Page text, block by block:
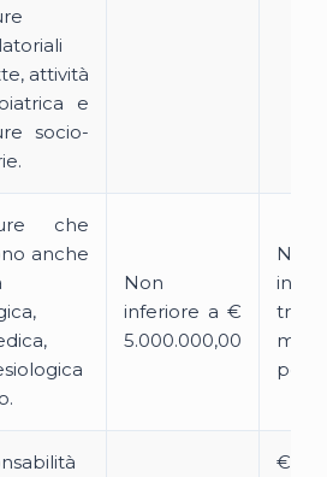
attività
e
socio-
che
anche
Non
inferiore a €
5.000.000,00
Non
per
€